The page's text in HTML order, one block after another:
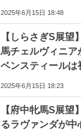
2025年6月15日 18:48
【しらさぎS展望
馬チェルヴィニ
ベンスティールは
2025年6月15日 18:23
【府中牝馬S展望
るラヴァンダが